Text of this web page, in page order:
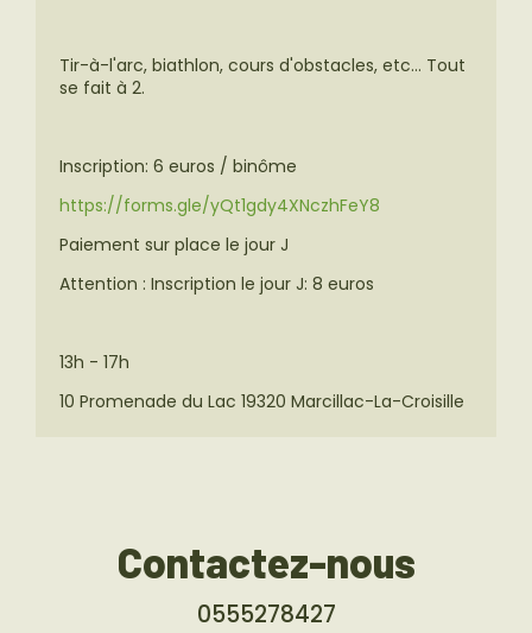
Tir-à-l'arc, biathlon, cours d'obstacles, etc... Tout
se fait à 2.
Inscription: 6 euros / binôme
https://forms.gle/yQt1gdy4XNczhFeY8
Paiement sur place le jour J
Attention : Inscription le jour J: 8 euros
13h - 17h
10 Promenade du Lac 19320 Marcillac-La-Croisille
Contactez-nous
0555278427